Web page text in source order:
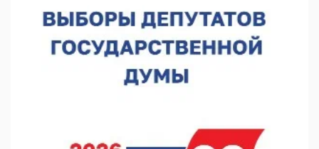
07.08.2026 10:59
Детские сады в Княгинине и Сеченове откроются после